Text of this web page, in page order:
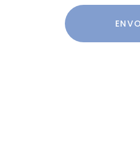
Acceptation
RGPD